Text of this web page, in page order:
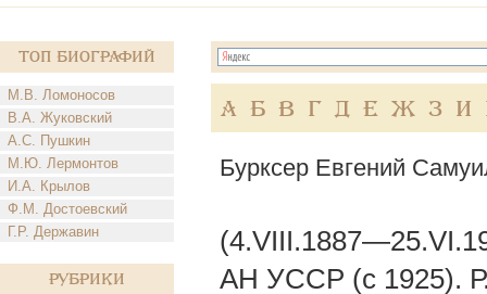
Топ Биографий
М.В. Ломоносов
В.А. Жуковский
А.С. Пушкин
М.Ю. Лермонтов
И.А. Крылов
Ф.М. Достоевский
Г.Р. Державин
Рубрики
А Б В Г Д Е Ж З И
Бурксер Евгений
АН УССР (с 1925).